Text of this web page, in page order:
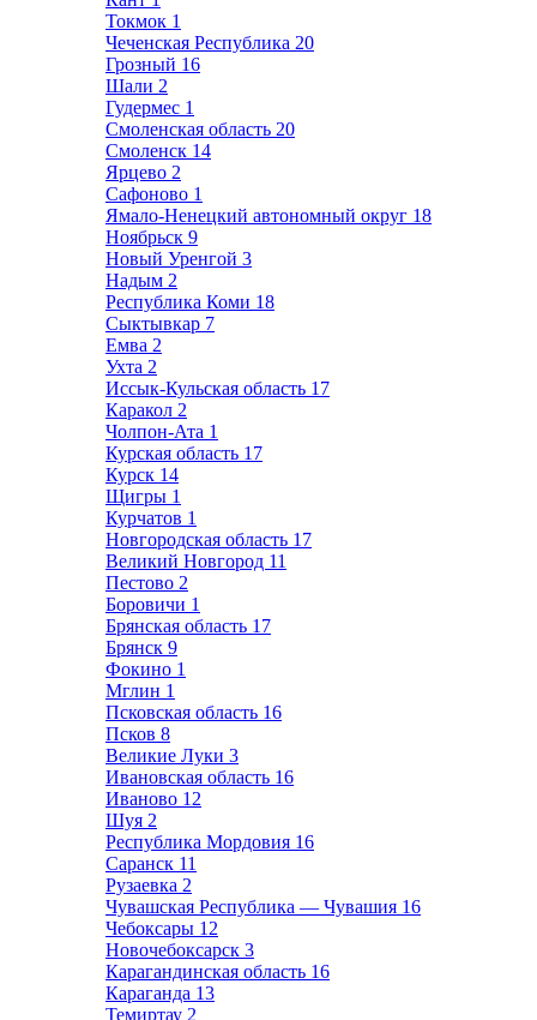
Токмок 1
Чеченская Республика 20
Грозный 16
Шали 2
Гудермес 1
Смоленская область 20
Смоленск 14
Ярцево 2
Сафоново 1
Ямало-Ненецкий автономный округ 18
Ноябрьск 9
Новый Уренгой 3
Надым 2
Республика Коми 18
Сыктывкар 7
Емва 2
Ухта 2
Иссык-Кульская область 17
Каракол 2
Чолпон-Ата 1
Курская область 17
Курск 14
Щигры 1
Курчатов 1
Новгородская область 17
Великий Новгород 11
Пестово 2
Боровичи 1
Брянская область 17
Брянск 9
Фокино 1
Мглин 1
Псковская область 16
Псков 8
Великие Луки 3
Ивановская область 16
Иваново 12
Шуя 2
Республика Мордовия 16
Саранск 11
Рузаевка 2
Чувашская Республика — Чувашия 16
Чебоксары 12
Новочебоксарск 3
Карагандинская область 16
Караганда 13
Темиртау 2